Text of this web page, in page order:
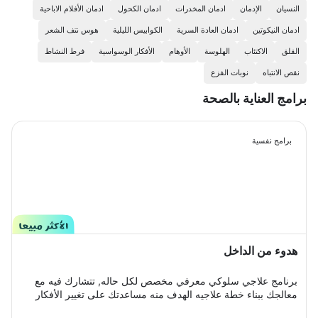
النسيان الإدمان ادمان المخدرات ادمان الكحول ادمان الأفلام الاباحية
ادمان النيكوتين ادمان العادة السرية الكوابيس الليلية هوس نتف الشعر
القلق الاكتئاب الهلوسة الأوهام الأفكار الوسواسية فرط النشاط
نقص الانتباه نوبات الفزع
برامج العناية بالصحة
برامج نفسية
هدوء من الداخل
برنامج علاجي سلوكي معرفي مخصص لكل حاله, تتشارك فيه مع
معالجك ببناء خطة علاجيه الهدف منه مساعدتك على تغيير الأفكار